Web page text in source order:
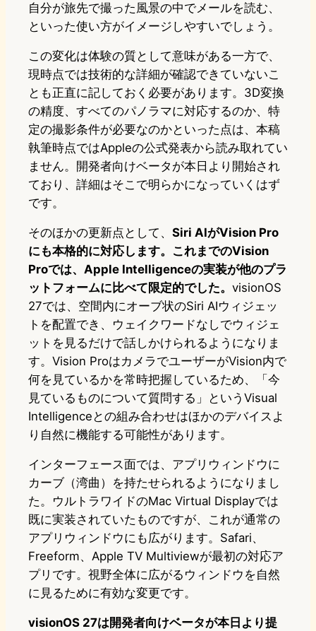
自分が旅先で撮った風景の中でメールを読む、
といった使い方がイメージしやすいでしょう。
この変化は体験の質として意味がある一方で、
現時点では技術的な詳細が確認できていないこ
とも正直に記しておく必要があります。3D変換
の精度、すべてのパノラマに対応するのか、特
定の撮影条件が必要なのかといった点は、本稿
執筆時点ではAppleの公式発表から読み取れてい
ません。開発者向けベータが本日より開始され
ており、詳細はそこで明らかになっていくはず
です。
そのほかの更新点として、 Siri AIがVision Pro
にも本格的に対応します。これまでのVision
Proでは、Apple Intelligenceの実装が他のプラ
ットフォームに比べて限定的でした。 visionOS
27では、空間内にオーブ状のSiri AIウィジェッ
トを配置でき、ウェイクワードなしでウィジェ
ットを見るだけで話しかけられるようになりま
す。Vision ProはカメラでユーザーがVision内で
何を見ているかを常時把握しているため、「今
見ているものについて質問する」というVisual
Intelligenceとの組み合わせはほかのデバイスよ
り自然に機能する可能性があります。
インターフェース面では、アプリウィンドウに
カーブ（湾曲）を持たせられるようになりまし
た。ウルトラワイドのMac Virtual Displayでは
既に実装されていたものですが、これが通常の
アプリウィンドウにも広がります。Safari、
Freeform、Apple TV Multiviewが最初の対応ア
プリです。視野全体に広がるウィンドウを自然
に見るために有効な変更です。
visionOS 27は開発者向けベータが本日より提